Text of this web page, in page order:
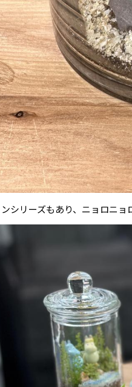
シリーズもあり、ニョロニョ